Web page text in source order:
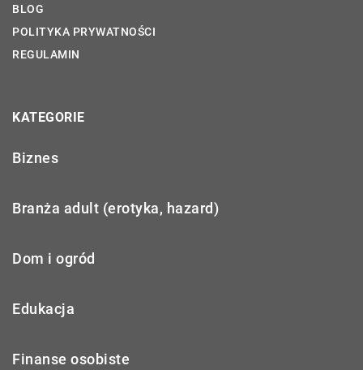
BLOG
POLITYKA PRYWATNOŚCI
REGULAMIN
KATEGORIE
Biznes
Branża adult (erotyka, hazard)
Dom i ogród
Edukacja
Finanse osobiste